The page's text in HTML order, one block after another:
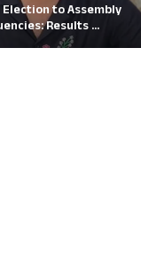
Election to Assembly
Results ...